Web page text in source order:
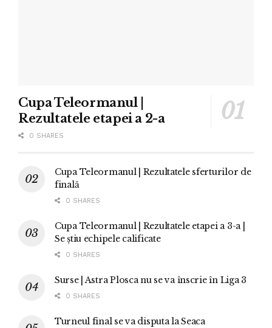
Cupa Teleormanul |
Rezultatele etapei a 2-a
0 SHARES
Cupa Teleormanul | Rezultatele sferturilor de
finală
0 SHARES
Cupa Teleormanul | Rezultatele etapei a 3-a |
Se știu echipele calificate
0 SHARES
Surse | Astra Plosca nu se va înscrie în Liga 3
0 SHARES
Turneul final se va disputa la Seaca